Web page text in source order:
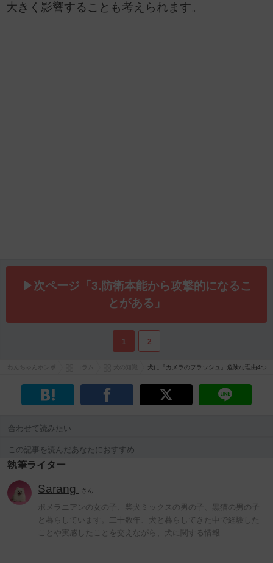
大きく影響することも考えられます。
▶次ページ「3.防衛本能から攻撃的になるこ
とがある」
1 2
犬に『カメラのフラッシュ』危険な理由4つ
合わせて読みたい
この記事を読んだあなたにおすすめ
執筆ライター
Sarang さん
ポメラニアンの女の子、柴犬ミックスの男の子、黒猫の男の子
と暮らしています。二十数年、犬と暮らしてきた中で経験した
ことや実感したことを交えながら、犬に関する情報…